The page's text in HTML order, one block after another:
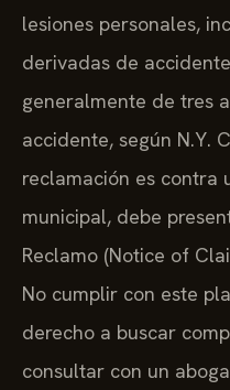
lesiones personales,
derivadas de
generalmente de tres
accidente, según N.Y.
reclamación es contra
municipal, debe
Reclamo (Notice of
No cumplir con este
derecho a buscar
consultar con un